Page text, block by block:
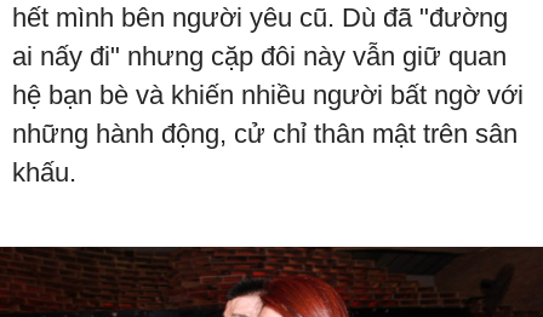
hết mình bên người yêu cũ. Dù đã "đường
ai nấy đi" nhưng cặp đôi này vẫn giữ quan
hệ bạn bè và khiến nhiều người bất ngờ với
những hành động, cử chỉ thân mật trên sân
khấu.